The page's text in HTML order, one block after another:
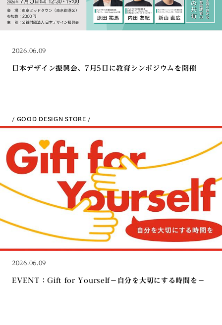
2026.06.09
日本デザイン振興会、7月5日に教育シンポジウムを開催
GOOD DESIGN STORE
2026.06.09
EVENT：Gift for Yourself－自分を大切にする時間を－